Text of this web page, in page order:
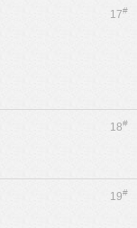
17#
18#
19#